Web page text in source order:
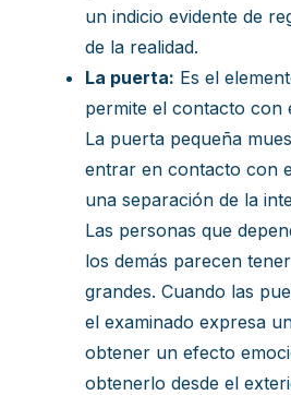
un indicio evidente de
de la realidad.
La puerta: Es el
permite el contacto con
La puerta pequeña
entrar en contacto con
una separación de la
Las personas que
los demás parecen
grandes. Cuando las
el examinado expresa
obtener un efecto
obtenerlo desde el